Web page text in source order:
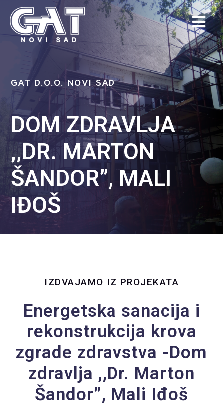
GAT D.O.O. NOVI SAD
DOM ZDRAVLJA
,,DR. MARTON
ŠANDOR”, MALI
IĐOŠ
IZDVAJAMO IZ PROJEKATA
Energetska sanacija i
rekonstrukcija krova
zgrade zdravstva -Dom
zdravlja ,,Dr. Marton
Šandor”, Mali Iđoš